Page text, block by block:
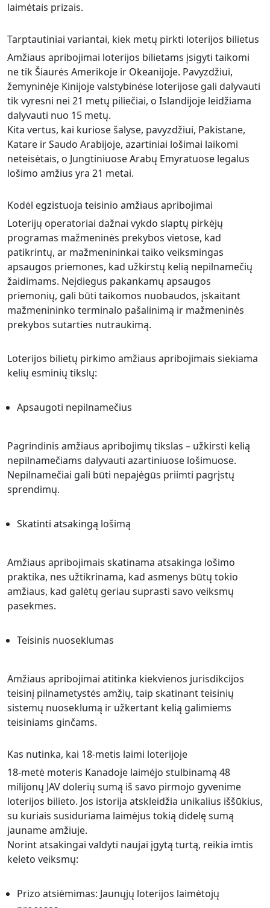
laimėtais prizais.
Tarptautiniai variantai, kiek metų pirkti loterijos bilietus
Amžiaus apribojimai loterijos bilietams įsigyti taikomi
ne tik Šiaurės Amerikoje ir Okeanijoje. Pavyzdžiui,
žemyninėje Kinijoje valstybinėse loterijose gali dalyvauti
tik vyresni nei 21 metų piliečiai, o Islandijoje leidžiama
dalyvauti nuo 15 metų.
Kita vertus, kai kuriose šalyse, pavyzdžiui, Pakistane,
Katare ir Saudo Arabijoje, azartiniai lošimai laikomi
neteisėtais, o Jungtiniuose Arabų Emyratuose legalus
lošimo amžius yra 21 metai.
Kodėl egzistuoja teisinio amžiaus apribojimai
Loterijų operatoriai dažnai vykdo slaptų pirkėjų
programas mažmeninės prekybos vietose, kad
patikrintų, ar mažmenininkai taiko veiksmingas
apsaugos priemones, kad užkirstų kelią nepilnamečių
žaidimams. Neįdiegus pakankamų apsaugos
priemonių, gali būti taikomos nuobaudos, įskaitant
mažmenininko terminalo pašalinimą ir mažmeninės
prekybos sutarties nutraukimą.
Loterijos bilietų pirkimo amžiaus apribojimais siekiama
kelių esminių tikslų:
Apsaugoti nepilnamečius
Pagrindinis amžiaus apribojimų tikslas – užkirsti kelią
nepilnamečiams dalyvauti azartiniuose lošimuose.
Nepilnamečiai gali būti nepajėgūs priimti pagrįstų
sprendimų.
Skatinti atsakingą lošimą
Amžiaus apribojimais skatinama atsakinga lošimo
praktika, nes užtikrinama, kad asmenys būtų tokio
amžiaus, kad galėtų geriau suprasti savo veiksmų
pasekmes.
Teisinis nuoseklumas
Amžiaus apribojimai atitinka kiekvienos jurisdikcijos
teisinį pilnametystės amžių, taip skatinant teisinių
sistemų nuoseklumą ir užkertant kelią galimiems
teisiniams ginčams.
Kas nutinka, kai 18-metis laimi loterijoje
18-metė moteris Kanadoje laimėjo stulbinamą 48
milijonų JAV dolerių sumą iš savo pirmojo gyvenime
loterijos bilieto. Jos istorija atskleidžia unikalius iššūkius,
su kuriais susiduriama laimėjus tokią didelę sumą
jauname amžiuje.
Norint atsakingai valdyti naujai įgytą turtą, reikia imtis
keleto veiksmų:
Prizo atsiėmimas: Jaunųjų loterijos laimėtojų